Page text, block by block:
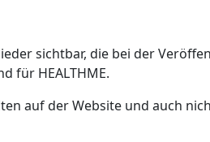
sichtbar, die bei der
für HEALTHME.
auf der Website und auch